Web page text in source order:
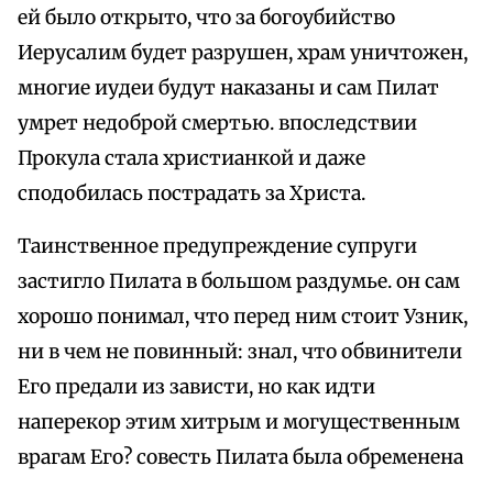
ей было открыто, что за богоубийство
Иерусалим будет разрушен, храм уничтожен,
многие иудеи будут наказаны и сам Пилат
умрет недоброй смертью. впоследствии
Прокула стала христианкой и даже
сподобилась пострадать за Христа.
Таинственное предупреждение супруги
застигло Пилата в большом раздумье. он сам
хорошо понимал, что перед ним стоит Узник,
ни в чем не повинный: знал, что обвинители
Его предали из зависти, но как идти
наперекор этим хитрым и могущественным
врагам Его? совесть Пилата была обременена